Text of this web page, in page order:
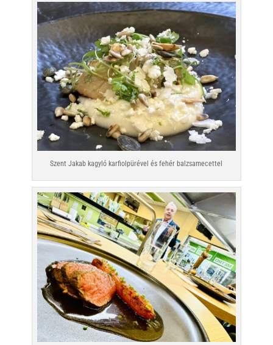
Szent Jakab kagyló karfiolpürével és fehér balzsamecettel